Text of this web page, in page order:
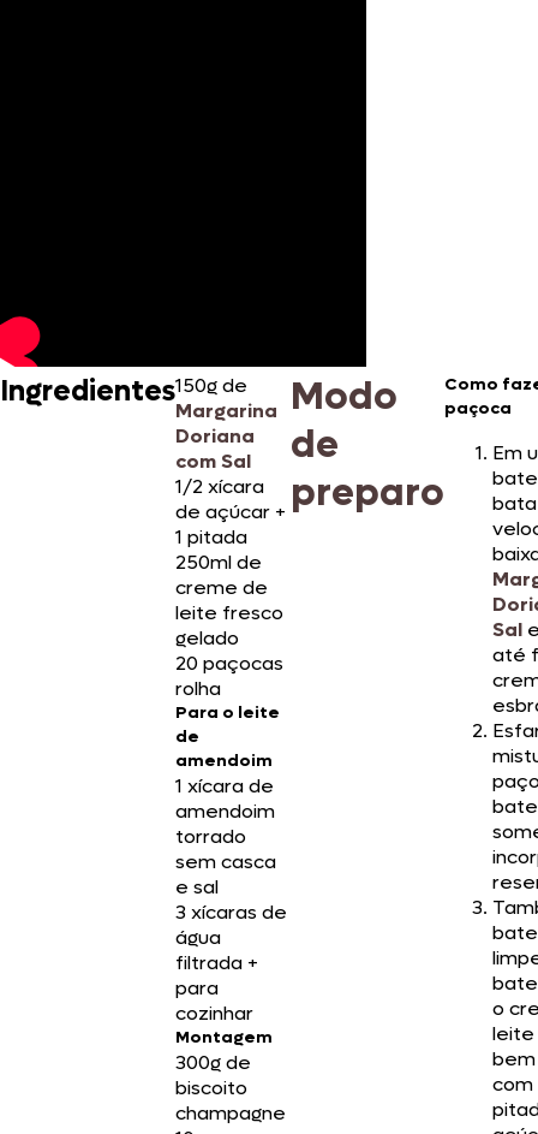
Ingredientes150g de
Margarina
Doriana
com Sal
1/2 xícara
de açúcar +
1 pitada
250ml de
creme de
leite fresco
gelado
20 paçocas
rolha
Para o leite
de
amendoim
1 xícara de
amendoim
torrado
sem casca
e sal
3 xícaras de
água
filtrada +
para
cozinhar
Montagem
300g de
biscoito
champagne
Modo
de
preparo
Como
paçoca
Em
Sal
até
o
com